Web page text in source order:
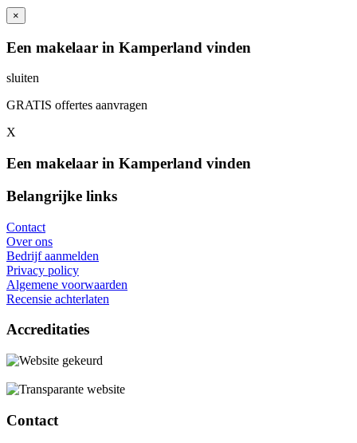
×
Een makelaar in Kamperland vinden
sluiten
GRATIS offertes aanvragen
X
Een makelaar in Kamperland vinden
Belangrijke links
Contact
Over ons
Bedrijf aanmelden
Privacy policy
Algemene voorwaarden
Recensie achterlaten
Accreditaties
Contact